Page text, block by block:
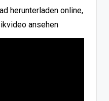
herunterladen online,
ansehen